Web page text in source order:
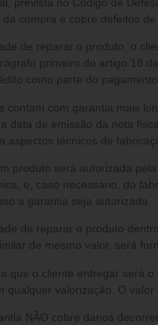
compra e cobre defeitos
de reparar o produto, o
primeiro do artigo 18
como parte do
contam com garantia mais
data de emissão da nota
aspectos técnicos de
autorizada pela somente após análise do setor de
e, caso necessário, do
a garantia seja autorizada.
de reparar o produto
de mesmo valor, será
que o cliente entregar será o
qualquer valorização. O valor
NÃO cobre danos